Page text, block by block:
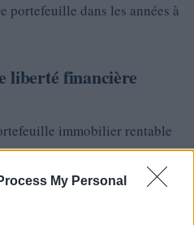
My Personal
portefeuille dans les années à
liberté financière
immobilier rentable
et une compréhension
pas que chaque
données concrètes et des